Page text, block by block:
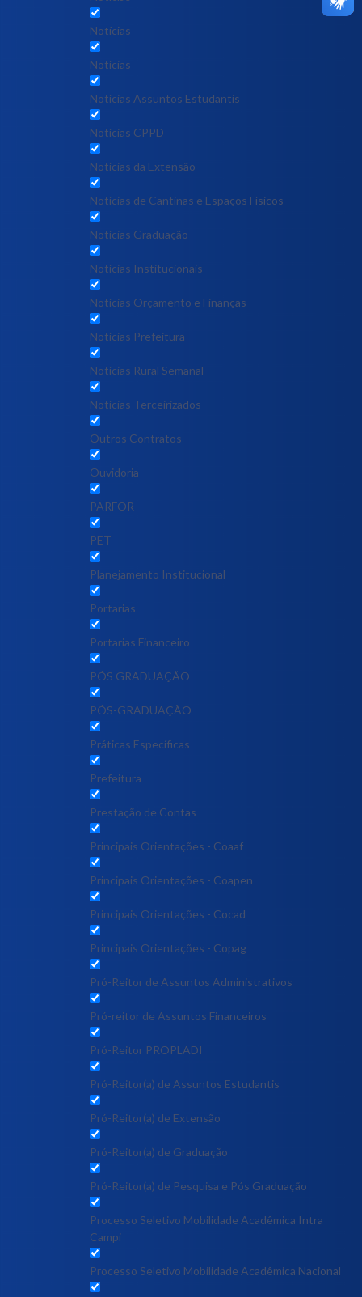
Notícias
Notícias
Notícias Assuntos Estudantis
Notícias CPPD
Notícias da Extensão
Notícias de Cantinas e Espaços Físicos
Notícias Graduação
Notícias Institucionais
Notícias Orçamento e Finanças
Notícias Prefeitura
Notícias Rural Semanal
Notícias Terceirizados
Outros Contratos
Ouvidoria
PARFOR
PET
Planejamento Institucional
Portarias
Portarias Financeiro
PÓS GRADUAÇÃO
PÓS-GRADUAÇÃO
Práticas Específicas
Prefeitura
Prestação de Contas
Principais Orientações - Coaaf
Principais Orientações - Coapen
Principais Orientações - Cocad
Principais Orientações - Copag
Pró-Reitor de Assuntos Administrativos
Pró-reitor de Assuntos Financeiros
Pró-Reitor PROPLADI
Pró-Reitor(a) de Assuntos Estudantis
Pró-Reitor(a) de Extensão
Pró-Reitor(a) de Graduação
Pró-Reitor(a) de Pesquisa e Pós Graduação
Processo Seletivo Mobilidade Acadêmica Intra
Campi
Processo Seletivo Mobilidade Acadêmica Nacional